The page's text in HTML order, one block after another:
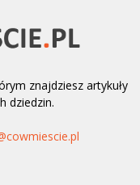
znajdziesz artykuły
dziedzin.